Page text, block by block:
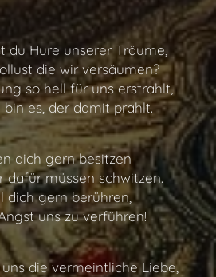
du Hure unserer Träume,
die wir versäumen?
so hell für uns erstrahlt,
es, der damit prahlt.
dich gern besitzen
dafür müssen schwitzen.
dich gern berühren,
uns zu verführen!
die vermeintliche Liebe,